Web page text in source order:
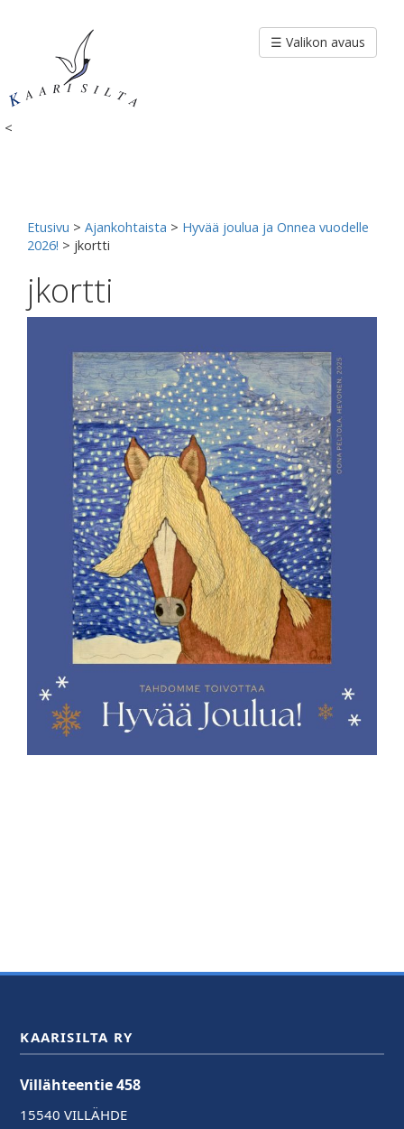
<
☰ Valikon avaus
Etusivu > Ajankohtaista > Hyvää joulua ja Onnea vuodelle
2026! > jkortti
jkortti
KAARISILTA RY
Villähteentie 458
15540 VILLÄHDE